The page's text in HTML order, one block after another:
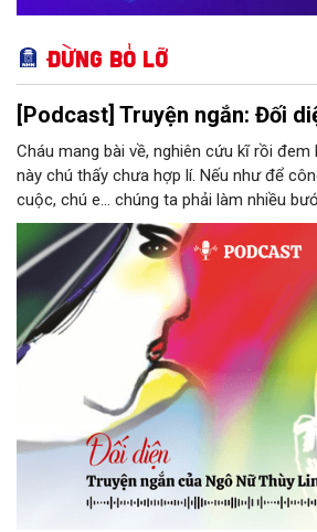
Đừng bỏ lỡ
[Podcast] Truyện ngắn: Đối
Cháu mang bài về, nghiên cứu kĩ rồi đem
này chú thấy chưa hợp lí. Nếu như để
cuộc, chú e… chúng ta phải làm nhiều
thì tiếp tục nhé! Chú Minh cầm tập bài
ngại ngùng đỡ lấy. Đây là lần thứ ba, loạt
bị Tổng biên tập kêu lên để trả lại...